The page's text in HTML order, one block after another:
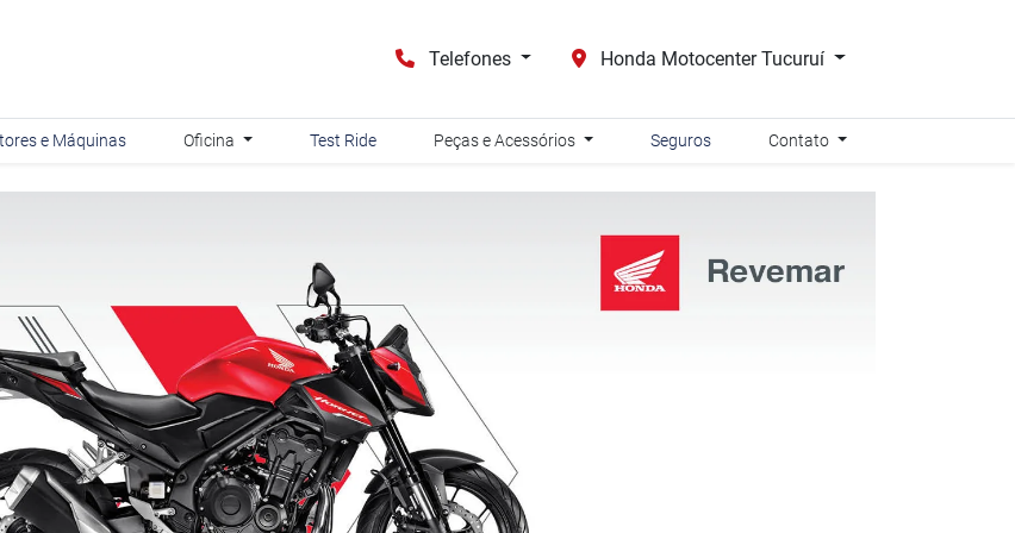
Telefones Honda Motocenter Tucuruí
e Máquinas Oficina Test Ride Peças e Acessórios Seguros Contato